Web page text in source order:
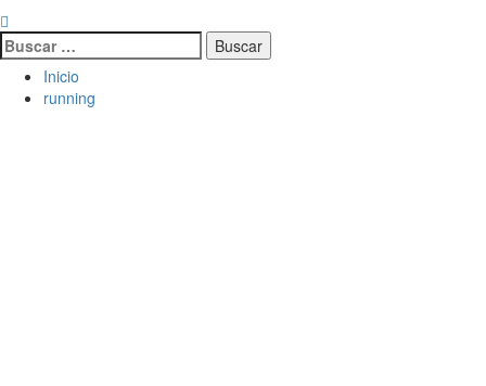
Inicio
running